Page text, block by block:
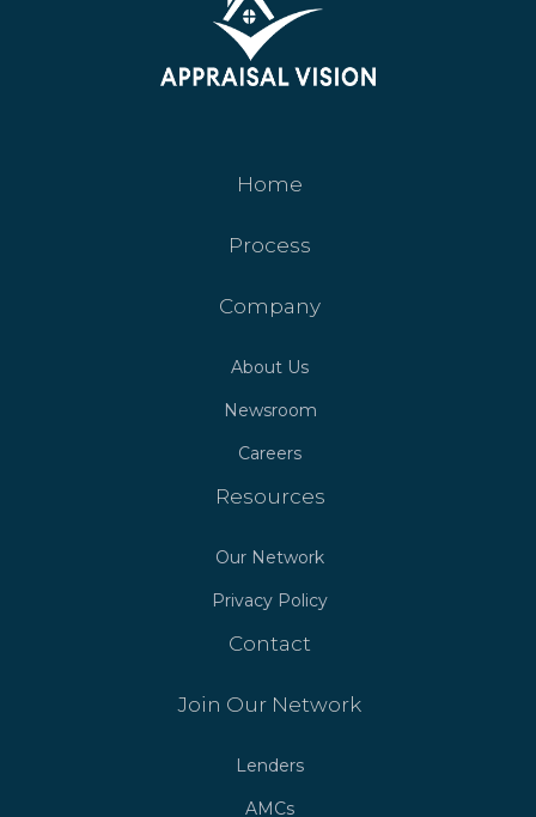
Home
Process
Company
About Us
Newsroom
Careers
Resources
Our Network
Privacy Policy
Contact
Join Our Network
Lenders
AMCs